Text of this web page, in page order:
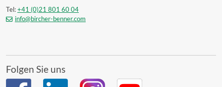
Tel:+41 (0)21 801 60 04
info@bircher-benner.com
Folgen Sie uns